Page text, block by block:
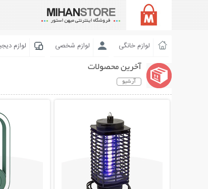
لوازم خانگی لوازم شخصی لوازم
آخرین محصولات
آرشیو